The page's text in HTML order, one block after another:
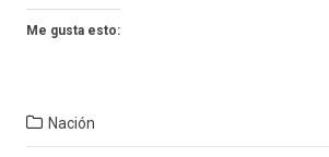
Me gusta esto:
Nación